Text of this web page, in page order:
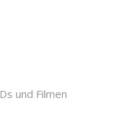
und Filmen